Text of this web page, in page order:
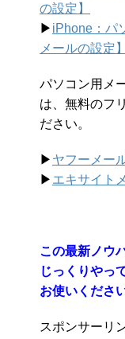
の設定】
▶︎ iPhone：パ
メールの設定】
パソコン用メ
は、無料のフ
ださい。
▶︎ ヤフーメー
▶︎ エキサイト
この最新ノウ
じっくりやっ
お使いください
スポンサーリ